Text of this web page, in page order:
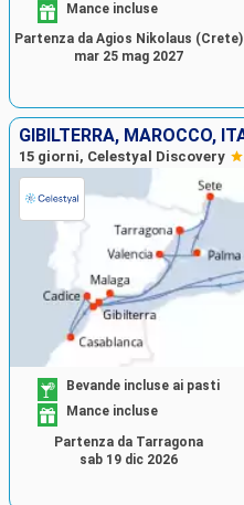
Mance incluse
Partenza da Agios Nikolaus (Crete)
mar 25 mag 2027
15 giorni, Celestyal Discovery
Bevande incluse ai pasti
Mance incluse
Partenza da Tarragona
sab 19 dic 2026